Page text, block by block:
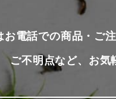
お電話での商品・ご
ご不明点など、お気